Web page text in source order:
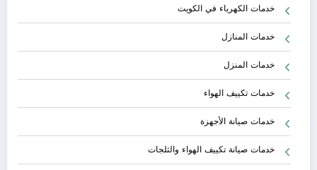
خدمات الكهرباء في الكويت
خدمات المنازل
خدمات المنزل
خدمات تكييف الهواء
خدمات صيانة الأجهزة
خدمات صيانة تكييف الهواء والثلجات